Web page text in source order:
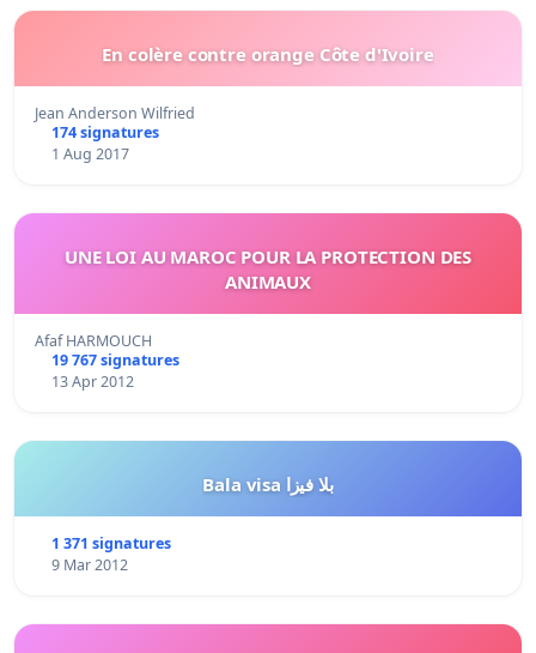
En colère contre orange Côte d'Ivoire
Jean Anderson Wilfried
174 signatures
1 Aug 2017
UNE LOI AU MAROC POUR LA PROTECTION DES
ANIMAUX
Afaf HARMOUCH
19 767 signatures
13 Apr 2012
Bala visa بلا فيزا
1 371 signatures
9 Mar 2012